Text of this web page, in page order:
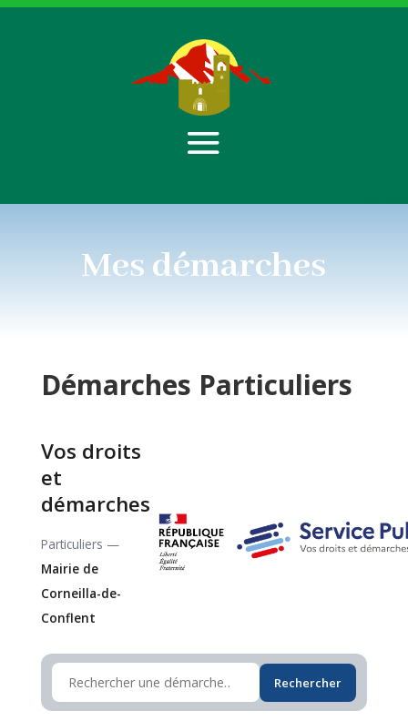
Mes démarches
Démarches Particuliers
Vos droits
et
démarches
Particuliers —
Mairie de
Corneilla-de-
Conflent
Rechercher